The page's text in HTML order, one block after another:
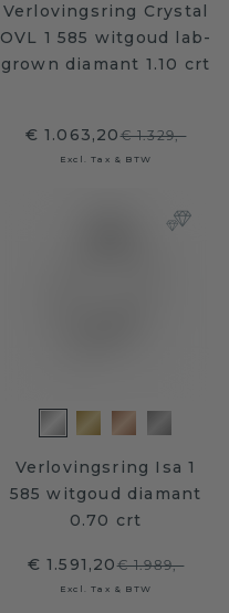
Verlovingsring Crystal
OVL 1 585 witgoud lab-
grown diamant 1.10 crt
€ 1.063,20€ 1.329,-
Excl. Tax & BTW
Verlovingsring Isa 1
585 witgoud diamant
0.70 crt
€ 1.591,20€ 1.989,-
Excl. Tax & BTW